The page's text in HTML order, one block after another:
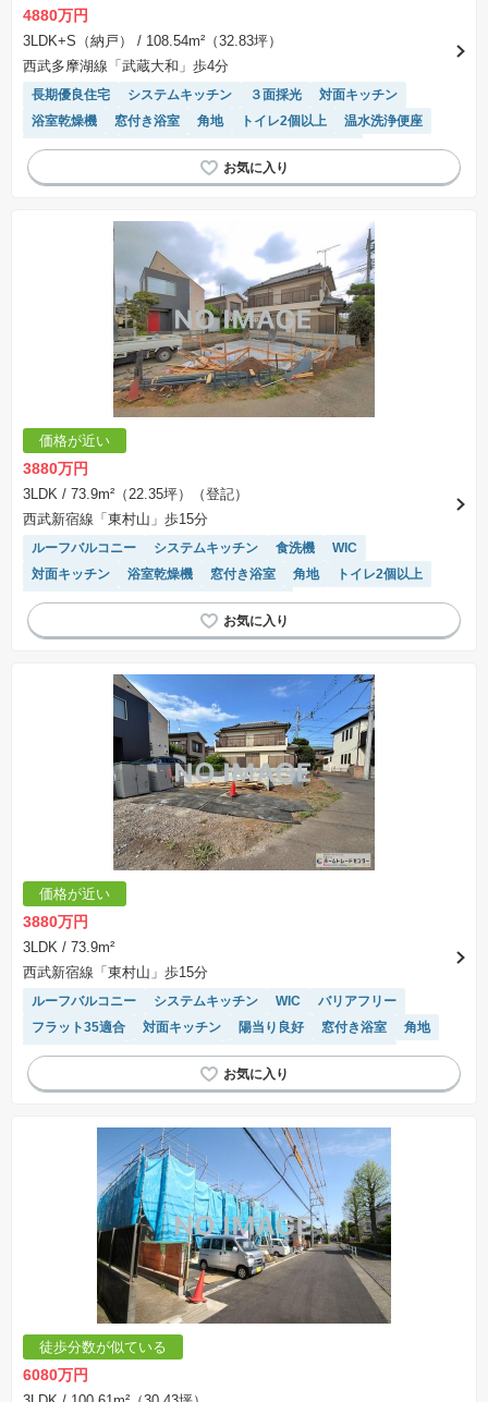
4880万円
3LDK+S（納戸）
/ 108.54m²（32.83坪）
西武多摩湖線「武蔵大和」歩4分
長期優良住宅 システムキッチン ３面採光
対面キッチン
浴室乾燥機
窓付き浴室 角地 トイレ2個以上
温水洗浄便座
閑静な住宅地
２面採光 モニター付きインターホン
価格が近い
3880万円
3LDK / 73.9m²（22.35坪）（登記）
西武新宿線「東村山」歩15分
ルーフバルコニー システムキッチン 食洗機
WIC
対面キッチン
浴室乾燥機 窓付き浴室 角地
トイレ2個以上
温水洗浄便座
モニター付きインターホン
価格が近い
3880万円
3LDK / 73.9m²
西武新宿線「東村山」歩15分
ルーフバルコニー システムキッチン WIC
バリアフリー
フラット35適合
対面キッチン 陽当り良好 窓付き浴室
角地
トイレ2個以上
温水洗浄便座 モニター付きインターホン
徒歩分数が似ている
6080万円